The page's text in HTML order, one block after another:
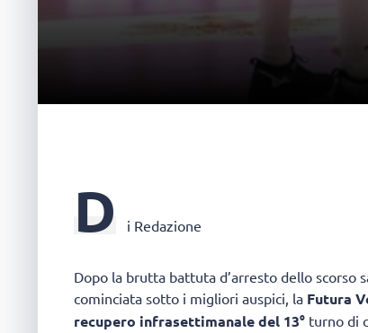
D i Redazione
Dopo la brutta battuta d’arresto dello scorso
cominciata sotto i migliori auspici, la Futura
recupero infrasettimanale del 13° turno di